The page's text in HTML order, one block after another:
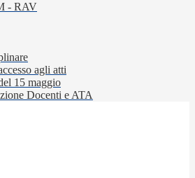
- RAV
agli atti
15 maggio
Docenti e ATA